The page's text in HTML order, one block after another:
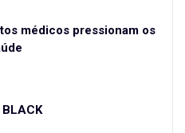
médicos pressionam os